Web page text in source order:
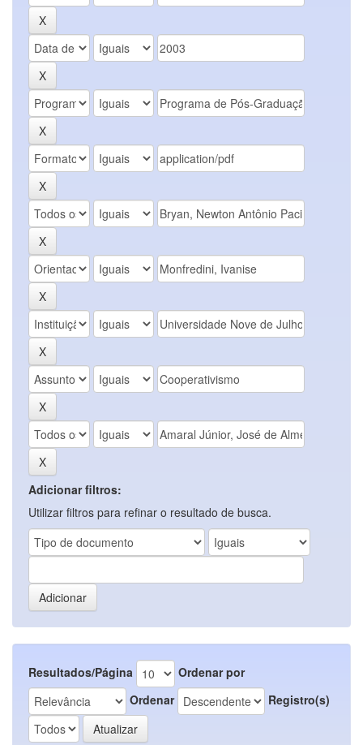
Adicionar filtros:
Utilizar filtros para refinar o resultado de busca.
Resultados/Página
Ordenar por
Ordenar
Registro(s)